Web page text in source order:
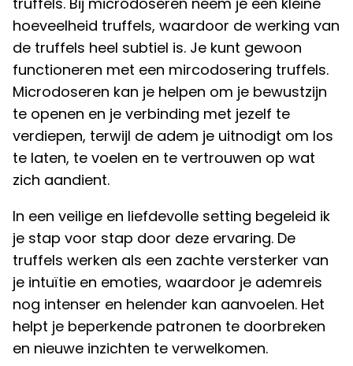
hoeveelheid truffels, waardoor de werking van
de truffels heel subtiel is. Je kunt gewoon
functioneren met een mircodosering truffels.
Microdoseren kan je helpen om je bewustzijn
te openen en je verbinding met jezelf te
verdiepen, terwijl de adem je uitnodigt om los
te laten, te voelen en te vertrouwen op wat
zich aandient.
In een veilige en liefdevolle setting begeleid ik
je stap voor stap door deze ervaring. De
truffels werken als een zachte versterker van
je intuïtie en emoties, waardoor je ademreis
nog intenser en helender kan aanvoelen. Het
helpt je beperkende patronen te doorbreken
en nieuwe inzichten te verwelkomen.